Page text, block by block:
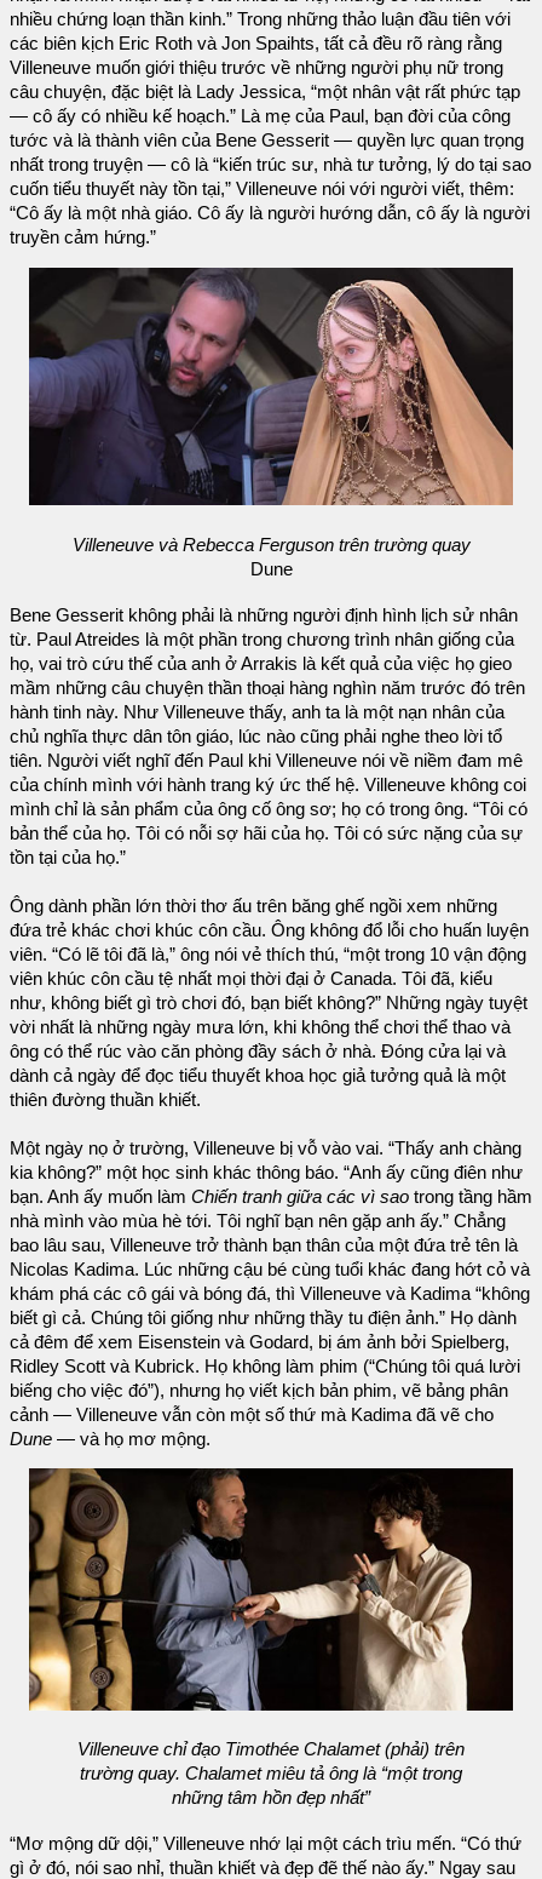
nhiều chứng loạn thần kinh.” Trong những thảo luận đầu tiên với
các biên kịch Eric Roth và Jon Spaihts, tất cả đều rõ ràng rằng
Villeneuve muốn giới thiệu trước về những người phụ nữ trong
câu chuyện, đặc biệt là Lady Jessica, “một nhân vật rất phức tạp
— cô ấy có nhiều kế hoạch.” Là mẹ của Paul, bạn đời của công
tước và là thành viên của Bene Gesserit — quyền lực quan trọng
nhất trong truyện — cô là “kiến trúc sư, nhà tư tưởng, lý do tại sao
cuốn tiểu thuyết này tồn tại,” Villeneuve nói với người viết, thêm:
“Cô ấy là một nhà giáo. Cô ấy là người hướng dẫn, cô ấy là người
truyền cảm hứng.”
Villeneuve và Rebecca Ferguson trên trường quay
Dune
Bene Gesserit không phải là những người định hình lịch sử nhân
từ. Paul Atreides là một phần trong chương trình nhân giống của
họ, vai trò cứu thế của anh ở Arrakis là kết quả của việc họ gieo
mầm những câu chuyện thần thoại hàng nghìn năm trước đó trên
hành tinh này. Như Villeneuve thấy, anh ta là một nạn nhân của
chủ nghĩa thực dân tôn giáo, lúc nào cũng phải nghe theo lời tổ
tiên. Người viết nghĩ đến Paul khi Villeneuve nói về niềm đam mê
của chính mình với hành trang ký ức thế hệ. Villeneuve không coi
mình chỉ là sản phẩm của ông cố ông sơ; họ có trong ông. “Tôi có
bản thể của họ. Tôi có nỗi sợ hãi của họ. Tôi có sức nặng của sự
tồn tại của họ.”
Ông dành phần lớn thời thơ ấu trên băng ghế ngồi xem những
đứa trẻ khác chơi khúc côn cầu. Ông không đổ lỗi cho huấn luyện
viên. “Có lẽ tôi đã là,” ông nói vẻ thích thú, “một trong 10 vận động
viên khúc côn cầu tệ nhất mọi thời đại ở Canada. Tôi đã, kiểu
như, không biết gì trò chơi đó, bạn biết không?” Những ngày tuyệt
vời nhất là những ngày mưa lớn, khi không thể chơi thể thao và
ông có thể rúc vào căn phòng đầy sách ở nhà. Đóng cửa lại và
dành cả ngày để đọc tiểu thuyết khoa học giả tưởng quả là một
thiên đường thuần khiết.
Một ngày nọ ở trường, Villeneuve bị vỗ vào vai. “Thấy anh chàng
kia không?” một học sinh khác thông báo. “Anh ấy cũng điên như
bạn. Anh ấy muốn làm Chiến tranh giữa các vì sao trong tầng hầm
nhà mình vào mùa hè tới. Tôi nghĩ bạn nên gặp anh ấy.” Chẳng
bao lâu sau, Villeneuve trở thành bạn thân của một đứa trẻ tên là
Nicolas Kadima. Lúc những cậu bé cùng tuổi khác đang hớt cỏ và
khám phá các cô gái và bóng đá, thì Villeneuve và Kadima “không
biết gì cả. Chúng tôi giống như những thầy tu điện ảnh.” Họ dành
cả đêm để xem Eisenstein và Godard, bị ám ảnh bởi Spielberg,
Ridley Scott và Kubrick. Họ không làm phim (“Chúng tôi quá lười
biếng cho việc đó”), nhưng họ viết kịch bản phim, vẽ bảng phân
cảnh — Villeneuve vẫn còn một số thứ mà Kadima đã vẽ cho
Dune — và họ mơ mộng.
Villeneuve chỉ đạo Timothée Chalamet (phải) trên
trường quay. Chalamet miêu tả ông là “một trong
những tâm hồn đẹp nhất”
“Mơ mộng dữ dội,” Villeneuve nhớ lại một cách trìu mến. “Có thứ
gì ở đó, nói sao nhỉ, thuần khiết và đẹp đẽ thế nào ấy.” Ngay sau